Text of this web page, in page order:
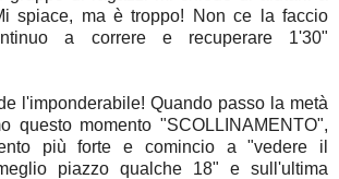
spiace, ma è troppo! Non ce la faccio
a correre e recuperare 1'30"
l'imponderabile! Quando passo la metà
questo momento "SCOLLINAMENTO",
più forte e comincio a "vedere il
piazzo qualche 18" e sull'ultima